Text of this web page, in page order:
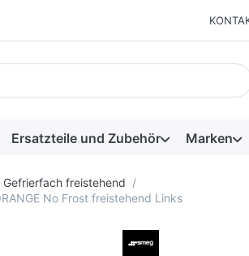
Sie tippen, erscheinen
Ersatzteile und Zubehör Marken
Gefrierfach freistehend
No Frost freistehend Links